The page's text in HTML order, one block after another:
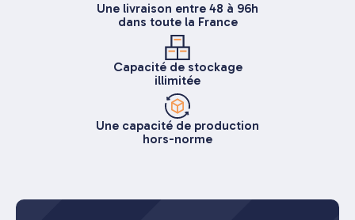
Une livraison entre 48 à 96h
dans toute la France
Capacité de stockage
illimitée
Une capacité de production
hors-norme